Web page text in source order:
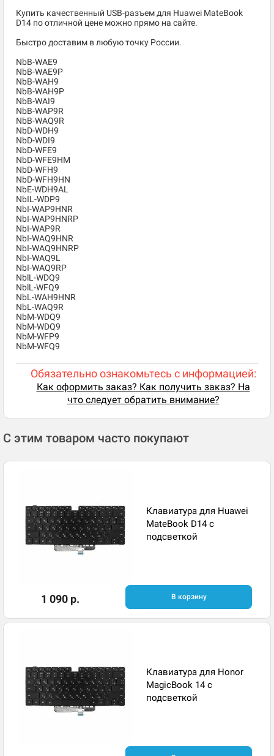
Купить качественный USB-разъем для Huawei MateBook
D14 по отличной цене можно прямо на сайте.
Быстро доставим в любую точку России.
NbB-WAE9
NbB-WAE9P
NbB-WAH9
NbB-WAH9P
NbB-WAI9
NbB-WAP9R
NbB-WAQ9R
NbD-WDH9
NbD-WDI9
NbD-WFE9
NbD-WFE9HM
NbD-WFH9
NbD-WFH9HN
NbE-WDH9AL
NbIL-WDP9
NbI-WAP9HNR
NbI-WAP9HNRP
NbI-WAP9R
NbI-WAQ9HNR
NbI-WAQ9HNRP
NbI-WAQ9L
NbI-WAQ9RP
NblL-WDQ9
NblL-WFQ9
NbL-WAH9HNR
NbL-WAQ9R
NbM-WDQ9
NbM-WDQ9
NbM-WFP9
NbM-WFQ9
Обязательно ознакомьтесь с информацией:
Как оформить заказ? Как получить заказ? На
что следует обратить внимание?
С этим товаром часто покупают
Клавиатура для Huawei
MateBook D14 с
подсветкой ​
1 090 р. В корзину
Клавиатура для Honor
MagicBook 14 с
подсветкой